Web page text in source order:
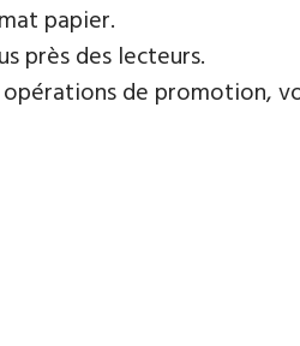
papier.
près des lecteurs.
de promotion,